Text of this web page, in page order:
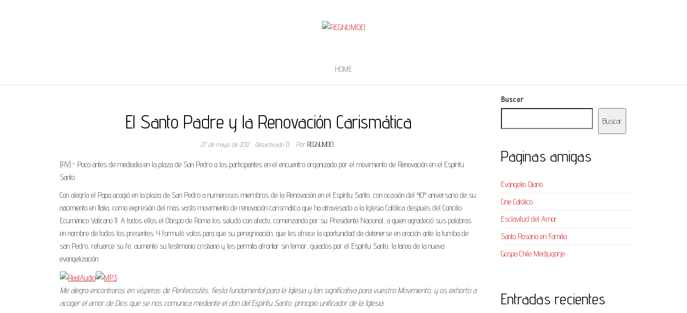
HOME
El Santo Padre y la Renovación Carismática
27 de mayo de 2012 Desactivado Por REGNUMDEI
(RV).- Poco antes de mediodía en la plaza de San Pedro a los participantes en el encuentro organizado por el movimiento de Renovación en el Espíritu
Santo.
Con alegría el Papa acogió en la plaza de San Pedro a numerosos miembros de la Renovación en el Espíritu Santo, con ocasión del 40° aniversario de su
nacimiento en Italia, como expresión del más vasto movimiento de renovación carismática que ha atravesado a la Iglesia Católica después del Concilio
Ecuménico Vaticano II. A todos ellos el Obispo de Roma los saludó con afecto, comenzando por su Presidente Nacional, a quien agradeció sus palabras
en nombre de todos los presentes. Y formuló votos para que su peregrinación, que les ofrece la oportunidad de detenerse en oración ante la tumba de
san Pedro, refuerce su fe, aumente su testimonio cristiano y les permita afrontar sin temor, guiados por el Espíritu Santo, la tarea de la nueva
evangelización.
Me alegra encontraros en vísperas de Pentecostés, fiesta fundamental para la Iglesia y tan significativa para vuestro Movimiento, y os exhorto a
acoger el amor de Dios que se nos comunica mediante el don del Espíritu Santo, principio unificador de la Iglesia.
Buscar
Buscar
Paginas amigas
Evangelio Diario
Cine Católico
Esclavitud del Amor
Santo Rosario en Familia
Gospa Chile Medjugorje
Entradas recientes